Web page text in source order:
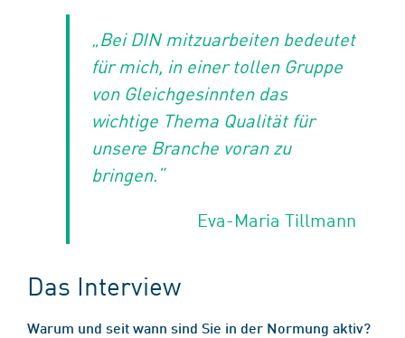
„Bei DIN mitzuarbeiten bedeutet
für mich, in einer tollen Gruppe
von Gleichgesinnten das
wichtige Thema Qualität für
unsere Branche voran zu
bringen.“
Eva-Maria Tillmann
Das Interview
Warum und seit wann sind Sie in der Normung aktiv?